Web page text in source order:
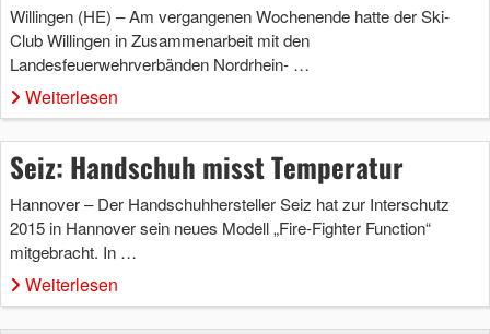
Willingen (HE) – Am vergangenen Wochenende hatte der Ski-
Club Willingen in Zusammenarbeit mit den
Landesfeuerwehrverbänden Nordrhein- …
Weiterlesen
Seiz: Handschuh misst Temperatur
Hannover – Der Handschuhhersteller Seiz hat zur Interschutz
2015 in Hannover sein neues Modell „Fire-Fighter Function“
mitgebracht. In …
Weiterlesen